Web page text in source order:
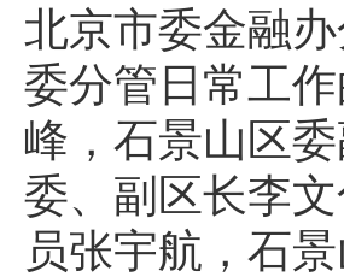
北京市委金融
委分管日常工
峰，石景山区
委、副区长李
员张宇航，石